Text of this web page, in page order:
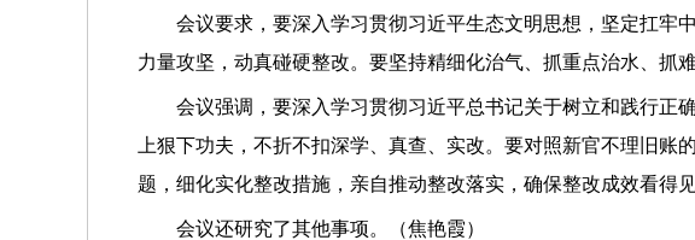
会议要求，要深入学习贯彻习近平生态文明思想，坚定扛牢
力量攻坚，动真碰硬整改。要坚持精细化治气、抓重点治水、抓
会议强调，要深入学习贯彻习近平总书记关于树立和践行正
上狠下功夫，不折不扣深学、真查、实改。要对照新官不理旧
题，细化实化整改措施，亲自推动整改落实，确保整改成效看得
会议还研究了其他事项。（焦艳霞）